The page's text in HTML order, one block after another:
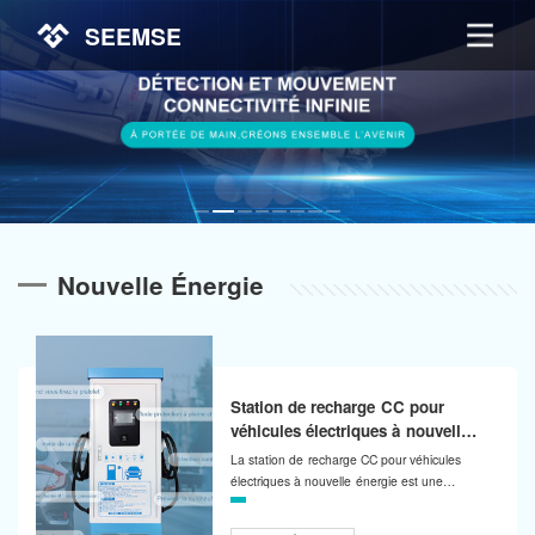
SEEMSE
Nouvelle Énergie
Station de recharge CC pour
véhicules électriques à nouvelle
énergie
La station de recharge CC pour véhicules
électriques à nouvelle énergie est une
station de recharge CC pour véhicules